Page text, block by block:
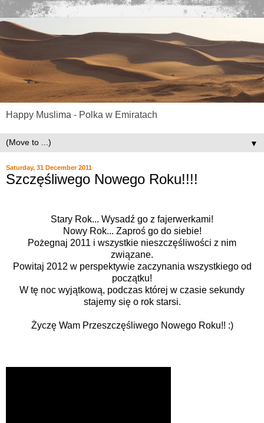
Happy Muslima - Polka w Emiratach
▼
Saturday, 31 December 2011
Szczęśliwego Nowego Roku!!!!
Stary Rok... Wysadź go z fajerwerkami!
Nowy Rok... Zaproś go do siebie!
Pożegnaj 2011 i wszystkie nieszczęśliwości z nim
związane.
Powitaj 2012 w perspektywie zaczynania wszystkiego od
początku!
W tę noc wyjątkową, podczas której w czasie sekundy
stajemy się o rok starsi.
Życzę Wam Przeszczęśliwego Nowego Roku!! :)